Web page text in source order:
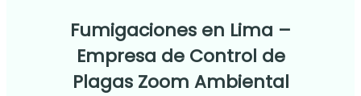
Fumigaciones en Lima –
Empresa de Control de
Plagas Zoom Ambiental